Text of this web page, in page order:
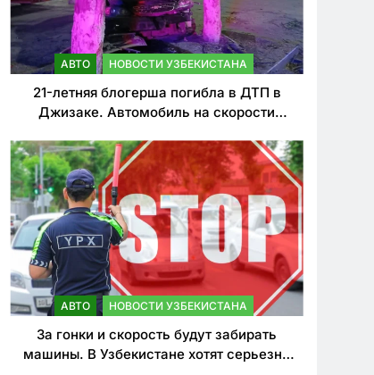
АВТО НОВОСТИ УЗБЕКИСТАНА
21-летняя блогерша погибла в ДТП в
Джизаке. Автомобиль на скорости
АВТО НОВОСТИ УЗБЕКИСТАНА
За гонки и скорость будут забирать
машины. В Узбекистане хотят серьезно